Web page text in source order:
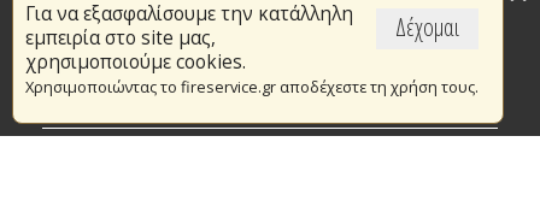
Δέχομαι
Για να εξασφαλίσουμε την κατάλληλη
εμπειρία στο site μας,
χρησιμοποιούμε cookies.
Χρησιμοποιώντας το fireservice.gr αποδέχεστε τη χρήση τους.
Επικαιρότητα
Το Πυροσβεστικό Σώμα